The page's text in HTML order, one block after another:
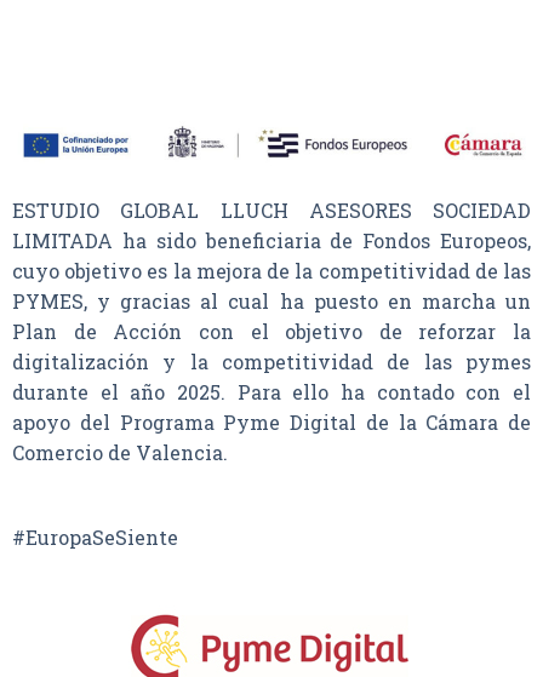
ESTUDIO GLOBAL LLUCH ASESORES SOCIEDAD
LIMITADA ha sido beneficiaria de Fondos Europeos,
cuyo objetivo es la mejora de la competitividad de las
PYMES, y gracias al cual ha puesto en marcha un
Plan de Acción con el objetivo de reforzar la
digitalización y la competitividad de las pymes
durante el año 2025. Para ello ha contado con el
apoyo del Programa Pyme Digital de la Cámara de
Comercio de Valencia.
#EuropaSeSiente